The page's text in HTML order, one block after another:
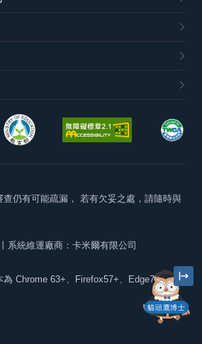
貓頭鷹博士
仍有可能疏漏， 若有欠妥之處，請隨時與
丨系統維運廠商：卡米爾有限公司
為 Chrome 63+、Firefox57+、Edge79+及